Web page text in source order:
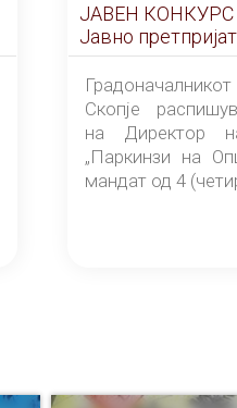
ЈАВЕН КОНКУРС за избор на Директор на
Јавно претпријатие „Паркинзи на
Центар“ – Скопје
Скопје
на Директор
„Паркинзи на
мандат од 4